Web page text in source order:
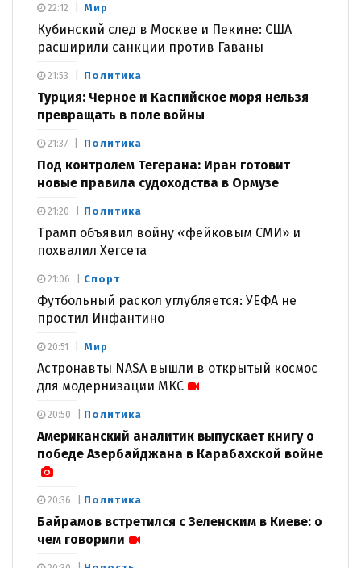
Мир
Кубинский след в Москве и Пекине: США
расширили санкции против Гаваны
22:12
Политика
Турция: Черное и Каспийское моря нельзя
превращать в поле войны
21:53
Политика
Под контролем Тегерана: Иран готовит
новые правила судоходства в Ормузе
21:37
Политика
Трамп объявил войну «фейковым СМИ» и
похвалил Хегсета
21:20
Спорт
Футбольный раскол углубляется: УЕФА не
простил Инфантино
21:06
Мир
Астронавты NASA вышли в открытый космос
для модернизации МКС
20:51
Политика
Американский аналитик выпускает книгу о
победе Азербайджана в Карабахской войне
20:50
Политика
Байрамов встретился с Зеленским в Киеве: о
чем говорили
20:36